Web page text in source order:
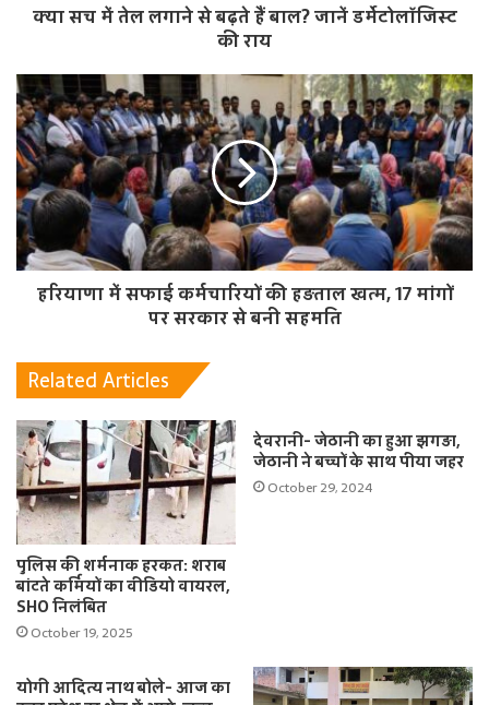
क्या सच में तेल लगाने से बढ़ते हैं बाल? जानें डर्मेटोलॉजिस्ट
की राय
हरियाणा में सफाई कर्मचारियों की हड़ताल खत्म, 17 मांगों
पर सरकार से बनी सहमति
Related Articles
पुलिस की शर्मनाक हरकत: शराब
बांटते कर्मियों का वीडियो वायरल,
SHO निलंबित
October 19, 2025
देवरानी- जेठानी का हुआ झगड़ा,
जेठानी ने बच्चों के साथ पीया जहर
October 29, 2024
योगी आदित्य नाथ बोले- आज का